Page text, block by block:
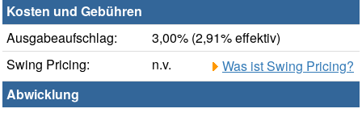
Kosten und Gebühren
Ausgabeaufschlag:
3,00% (2,91% effektiv)
Swing Pricing:
n.v.
Was ist Swing Pricing?
Abwicklung